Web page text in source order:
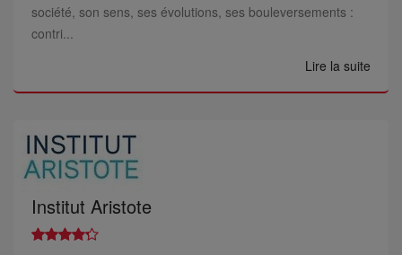
société, son sens, ses évolutions, ses bouleversements :
contri...
Lire la suite
Institut Aristote